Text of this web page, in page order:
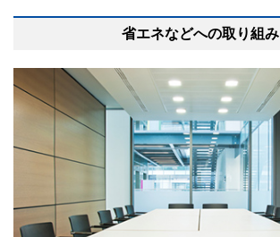
省エネなどへの取り組み